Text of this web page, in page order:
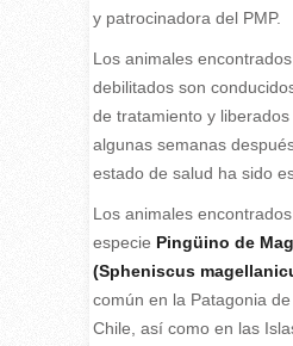
y patrocinadora del PMP.
Los animales
debilitados son
de tratamiento y
algunas semanas
estado de salud ha sido
Los animales
especie Pingüino de
(Spheniscus
común en la Patagonia
Chile, así como en las